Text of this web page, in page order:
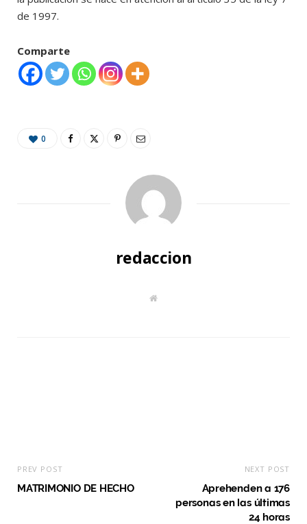
de 1997.
Comparte
0
redaccion
W
PREV POST
MATRIMONIO DE HECHO
NEXT POST
Aprehenden a 176
personas en las últimas
24 horas